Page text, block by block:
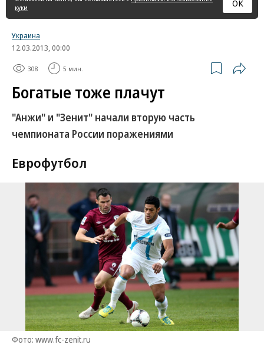
куки
ОК
Украина
12.03.2013, 00:00
308 5 мин.
Богатые тоже плачут
"Анжи" и "Зенит" начали вторую часть
чемпионата России поражениями
Еврофутбол
Фото: www.fc-zenit.ru